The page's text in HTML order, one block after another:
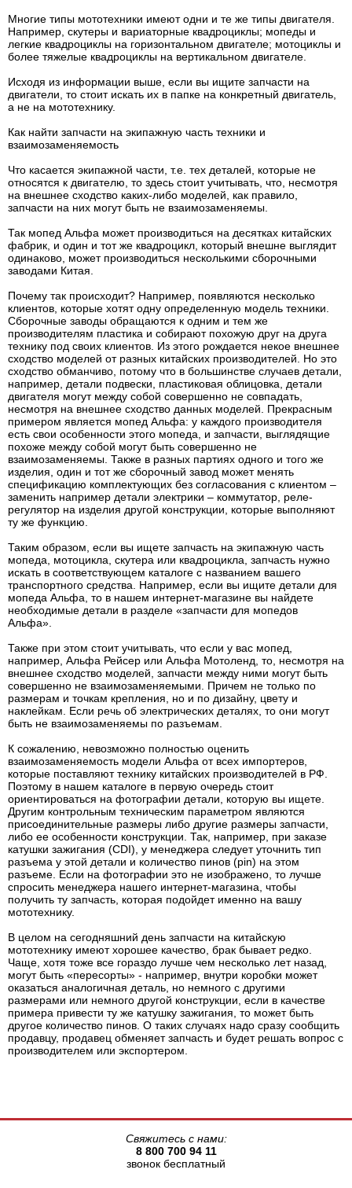
Многие типы мототехники имеют одни и те же типы двигателя.
Например, скутеры и вариаторные квадроциклы; мопеды и
легкие квадроциклы на горизонтальном двигателе; мотоциклы и
более тяжелые квадроциклы на вертикальном двигателе.
Исходя из информации выше, если вы ищите запчасти на
двигатели, то стоит искать их в папке на конкретный двигатель,
а не на мототехнику.
Как найти запчасти на экипажную часть техники и
взаимозаменяемость
Что касается экипажной части, т.е. тех деталей, которые не
относятся к двигателю, то здесь стоит учитывать, что, несмотря
на внешнее сходство каких-либо моделей, как правило,
запчасти на них могут быть не взаимозаменяемы.
Так мопед Альфа может производиться на десятках китайских
фабрик, и один и тот же квадроцикл, который внешне выглядит
одинаково, может производиться несколькими сборочными
заводами Китая.
Почему так происходит? Например, появляются несколько
клиентов, которые хотят одну определенную модель техники.
Сборочные заводы обращаются к одним и тем же
производителям пластика и собирают похожую друг на друга
технику под своих клиентов. Из этого рождается некое внешнее
сходство моделей от разных китайских производителей. Но это
сходство обманчиво, потому что в большинстве случаев детали,
например, детали подвески, пластиковая облицовка, детали
двигателя могут между собой совершенно не совпадать,
несмотря на внешнее сходство данных моделей. Прекрасным
примером является мопед Альфа: у каждого производителя
есть свои особенности этого мопеда, и запчасти, выглядящие
похоже между собой могут быть совершенно не
взаимозаменяемы. Также в разных партиях одного и того же
изделия, один и тот же сборочный завод может менять
спецификацию комплектующих без согласования с клиентом –
заменить например детали электрики – коммутатор, реле-
регулятор на изделия другой конструкции, которые выполняют
ту же функцию.
Таким образом, если вы ищете запчасть на экипажную часть
мопеда, мотоцикла, скутера или квадроцикла, запчасть нужно
искать в соответствующем каталоге с названием вашего
транспортного средства. Например, если вы ищите детали для
мопеда Альфа, то в нашем интернет-магазине вы найдете
необходимые детали в разделе «запчасти для мопедов
Альфа».
Также при этом стоит учитывать, что если у вас мопед,
например, Альфа Рейсер или Альфа Мотоленд, то, несмотря на
внешнее сходство моделей, запчасти между ними могут быть
совершенно не взаимозаменяемыми. Причем не только по
размерам и точкам крепления, но и по дизайну, цвету и
наклейкам. Если речь об электрических деталях, то они могут
быть не взаимозаменяемы по разъемам.
К сожалению, невозможно полностью оценить
взаимозаменяемость модели Альфа от всех импортеров,
которые поставляют технику китайских производителей в РФ.
Поэтому в нашем каталоге в первую очередь стоит
ориентироваться на фотографии детали, которую вы ищете.
Другим контрольным техническим параметром являются
присоединительные размеры либо другие размеры запчасти,
либо ее особенности конструкции. Так, например, при заказе
катушки зажигания (CDI), у менеджера следует уточнить тип
разъема у этой детали и количество пинов (pin) на этом
разъеме. Если на фотографии это не изображено, то лучше
спросить менеджера нашего интернет-магазина, чтобы
получить ту запчасть, которая подойдет именно на вашу
мототехнику.
В целом на сегодняшний день запчасти на китайскую
мототехнику имеют хорошее качество, брак бывает редко.
Чаще, хотя тоже все гораздо лучше чем несколько лет назад,
могут быть «пересорты» - например, внутри коробки может
оказаться аналогичная деталь, но немного с другими
размерами или немного другой конструкции, если в качестве
примера привести ту же катушку зажигания, то может быть
другое количество пинов. О таких случаях надо сразу сообщить
продавцу, продавец обменяет запчасть и будет решать вопрос с
производителем или экспортером.
Свяжитесь с нами:
8 800 700 94 11
звонок бесплатный